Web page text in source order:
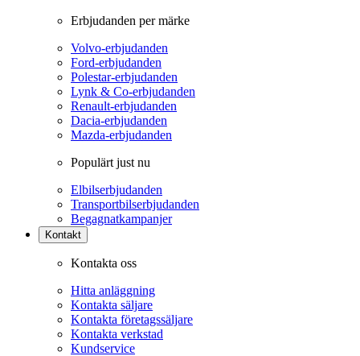
Erbjudanden per märke
Volvo-erbjudanden
Ford-erbjudanden
Polestar-erbjudanden
Lynk & Co-erbjudanden
Renault-erbjudanden
Dacia-erbjudanden
Mazda-erbjudanden
Populärt just nu
Elbilserbjudanden
Transportbilserbjudanden
Begagnatkampanjer
Kontakt
Kontakta oss
Hitta anläggning
Kontakta säljare
Kontakta företagssäljare
Kontakta verkstad
Kundservice